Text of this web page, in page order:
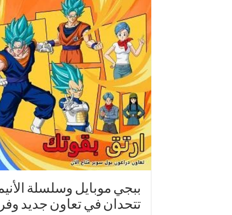
تتحدان في تعاون جديد